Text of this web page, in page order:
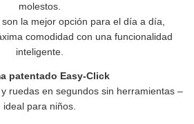
molestos.
son la mejor opción para el día a día,
comodidad con una funcionalidad
inteligente.
patentado Easy-Click
ruedas en segundos sin herramientas –
ideal para niños.